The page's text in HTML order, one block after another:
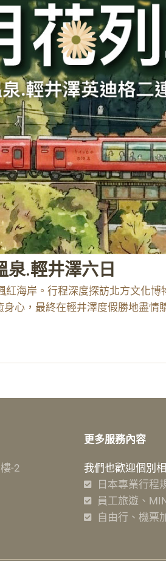
泉.輕井澤六日
海岸。行程深度探訪北方文化博
心，最終在輕井澤度假勝地盡情
-2
更多服務內容
我們也歡迎個別
日本專業行程
員工旅遊、
自由行、機票